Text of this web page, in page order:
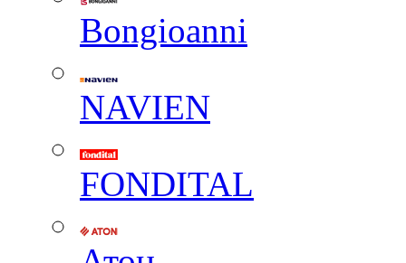
Вongioanni
NAVIEN
FONDITAL